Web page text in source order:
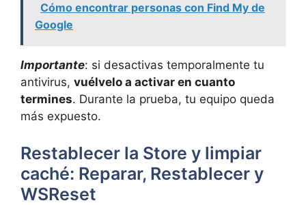
Cómo encontrar personas con Find My de
Google
Importante: si desactivas temporalmente tu
antivirus, vuélvelo a activar en cuanto
termines. Durante la prueba, tu equipo queda
más expuesto.
Restablecer la Store y limpiar
caché: Reparar, Restablecer y
WSReset